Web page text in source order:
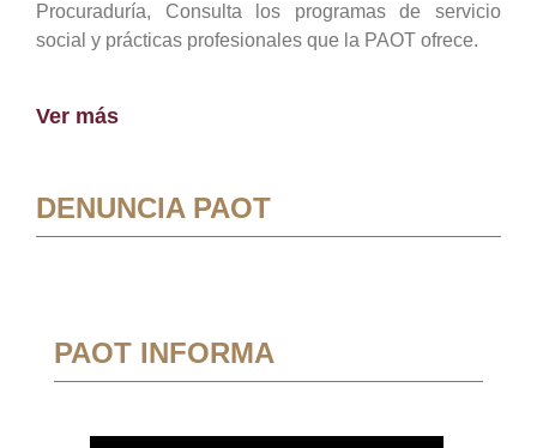
Procuraduría, Consulta los programas de servicio
social y prácticas profesionales que la PAOT ofrece.
Ver más
DENUNCIA PAOT
PAOT INFORMA